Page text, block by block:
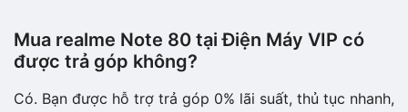
Mua realme Note 80 tại Điện Máy VIP có
được trả góp không?
Có. Bạn được hỗ trợ trả góp 0% lãi suất, thủ tục nhanh,